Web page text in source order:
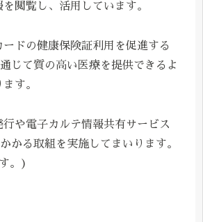
閲覧し、活用しています。
ードの健康保険証利用を促進する
じて質の高い医療を提供できるよ
す。
行や電子カルテ情報共有サービス
かる取組を実施してまいります。
。)